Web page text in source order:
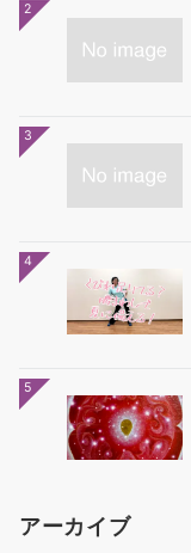
2
3
4
5
アーカイブ